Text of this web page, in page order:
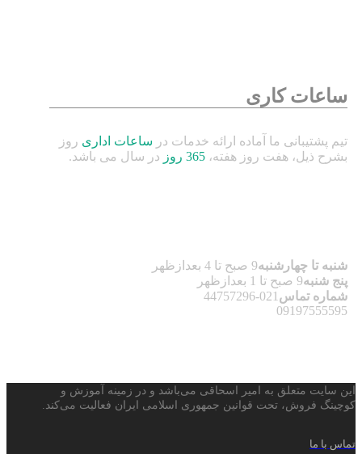
ساعات کاری
تیم پشتیبانی ما آماده ارائه خدمات در ساعات اداری روز
بشرح ذیل، هفت روز هفته، 365 روز در سال می باشد.
شنبه تا چهارشنبه9 صبح تا 4 بعدازظهر
پنج شنبه9 صبح تا 1 بعدازظهر
شماره تماس021-44757296
09197555595
این سایت متعلق به امیر اسحاقی می‌باشد و در زمینه آموزش و
کوچینگ فروش، تحت قوانین جمهوری اسلامی ایران فعالیت می‌کند.
تماس با ما